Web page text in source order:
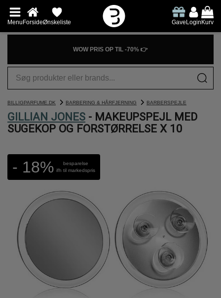
MenuForsideØnskeliste GaveLoginKurv
WOW PRIS OP TIL -70% 👉
BILLIGPARFUME.DK BARBERING & HÅRFJERNING BARBERSPEJLE
GILLIAN JONES - MAKEUPSPEJL MED
SUGEKOP OG FORSTØRRELSE X 10
- 18%
besparelse
ifh til markedspris